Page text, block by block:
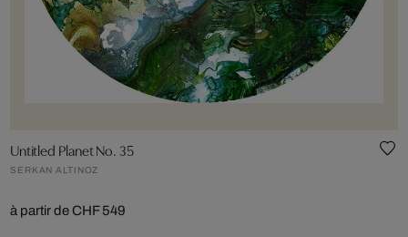
Untitled Planet No. 35
SERKAN ALTINOZ
à partir de CHF 549